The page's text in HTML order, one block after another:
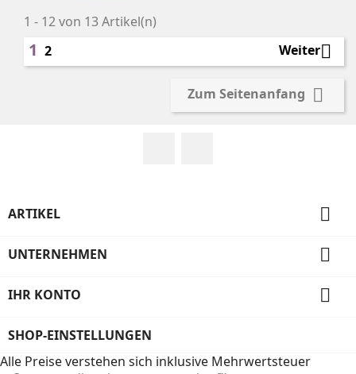
1 - 12 von 13 Artikel(n)
1 2 Weiter
Zum Seitenanfang 
ARTIKEL 
UNTERNEHMEN 
IHR KONTO 
SHOP-EINSTELLUNGEN
Alle Preise verstehen sich inklusive Mehrwertsteuer